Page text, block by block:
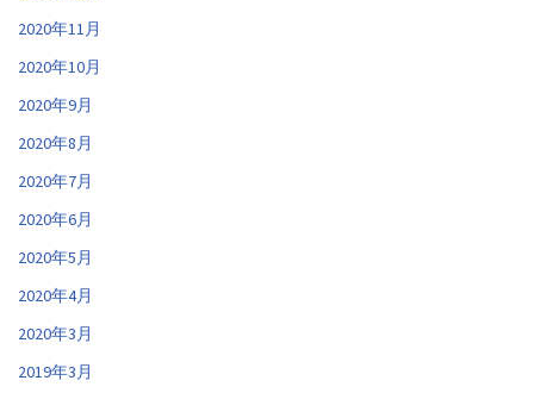
2020年11月
2020年10月
2020年9月
2020年8月
2020年7月
2020年6月
2020年5月
2020年4月
2020年3月
2019年3月